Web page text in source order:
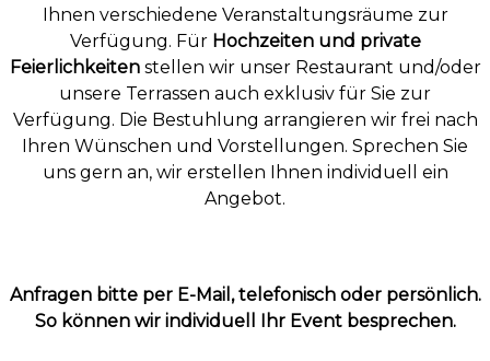
Ihnen verschiedene Veranstaltungsräume zur
Verfügung. Für Hochzeiten und private
Feierlichkeitenstellen wir unser Restaurant und/oder
unsere Terrassen auch exklusiv für Sie zur
Verfügung. Die Bestuhlung arrangieren wir frei nach
Ihren Wünschen und Vorstellungen. Sprechen Sie
uns gern an, wir erstellen Ihnen individuell ein
Angebot.
Anfragen bitte per E-Mail, telefonisch oder persönlich.
So können wir individuell Ihr Event besprechen.